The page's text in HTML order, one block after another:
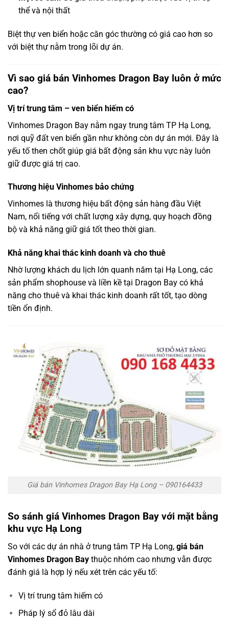
thể và nội thất
Biệt thự ven biển hoặc căn góc thường có giá cao hơn so
với biệt thự nằm trong lõi dự án.
Vì sao giá bán Vinhomes Dragon Bay luôn ở mức
cao?
Vị trí trung tâm – ven biển hiếm có
Vinhomes Dragon Bay nằm ngay trung tâm TP Hạ Long,
nơi quỹ đất ven biển gần như không còn dự án mới. Đây là
yếu tố then chốt giúp giá bất động sản khu vực này luôn
giữ được giá trị cao.
Thương hiệu Vinhomes bảo chứng
Vinhomes là thương hiệu bất động sản hàng đầu Việt
Nam, nổi tiếng với chất lượng xây dựng, quy hoạch đồng
bộ và khả năng giữ giá tốt theo thời gian.
Khả năng khai thác kinh doanh và cho thuê
Nhờ lượng khách du lịch lớn quanh năm tại Hạ Long, các
sản phẩm shophouse và liền kề tại Dragon Bay có khả
năng cho thuê và khai thác kinh doanh rất tốt, tạo dòng
tiền ổn định.
Giá bán Vinhomes Dragon Bay Hạ Long – 090164433
So sánh giá Vinhomes Dragon Bay với mặt bằng
khu vực Hạ Long
So với các dự án nhà ở trung tâm TP Hạ Long, giá bán
Vinhomes Dragon Bay thuộc nhóm cao nhưng vẫn được
đánh giá là hợp lý nếu xét trên các yếu tố:
Vị trí trung tâm hiếm có
Pháp lý sổ đỏ lâu dài